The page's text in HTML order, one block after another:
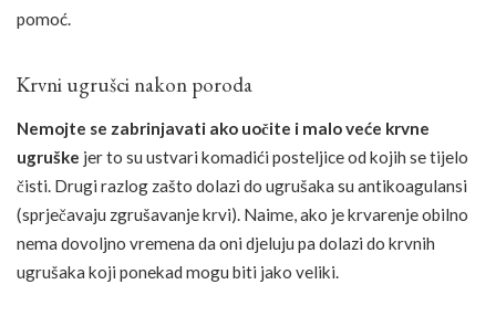
pomoć.
Krvni ugrušci nakon poroda
Nemojte se zabrinjavati ako uočite i malo veće krvne
ugruške jer to su ustvari komadići posteljice od kojih se tijelo
čisti. Drugi razlog zašto dolazi do ugrušaka su antikoagulansi
(sprječavaju zgrušavanje krvi). Naime, ako je krvarenje obilno
nema dovoljno vremena da oni djeluju pa dolazi do krvnih
ugrušaka koji ponekad mogu biti jako veliki.